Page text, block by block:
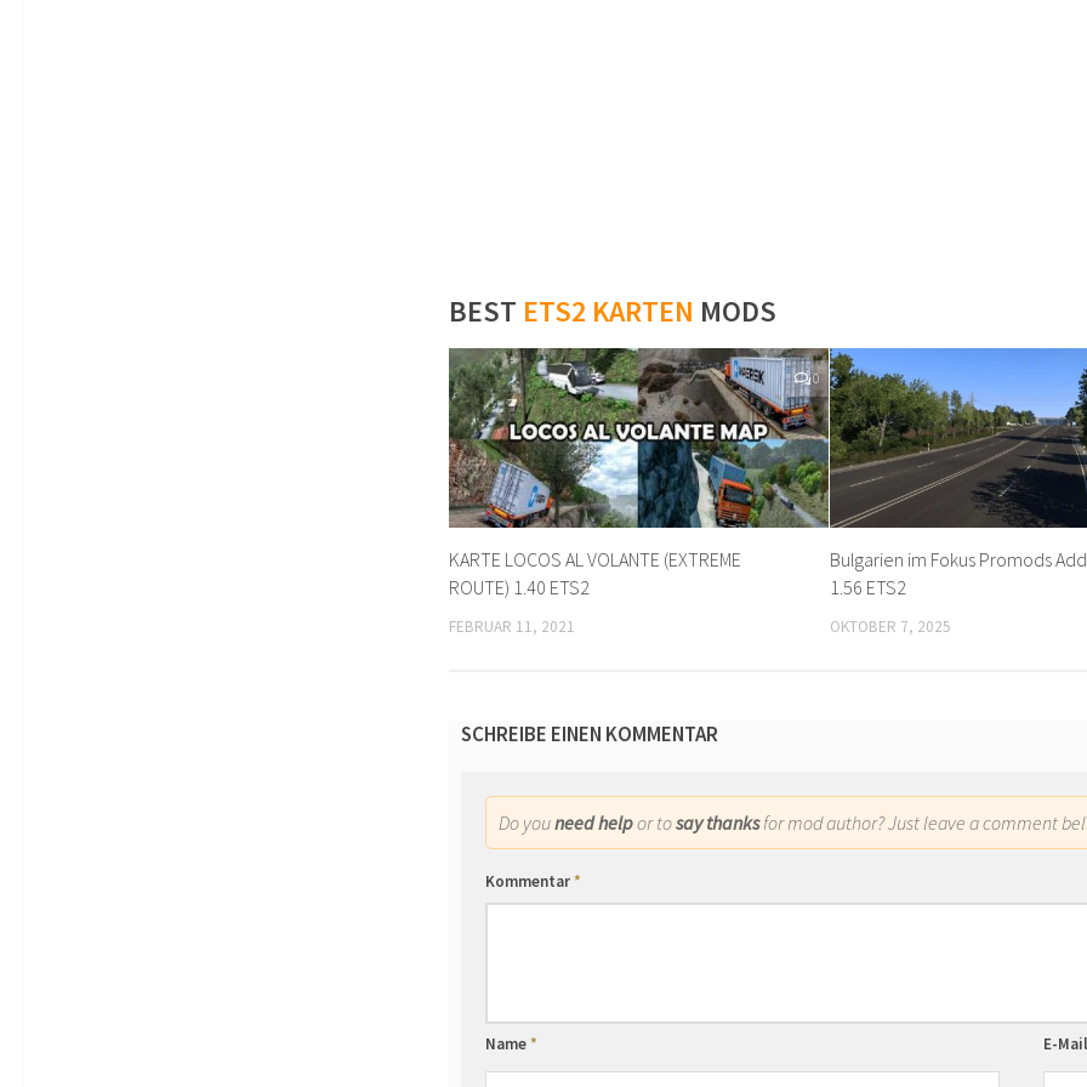
BEST ETS2 KARTEN MODS
0
KARTE LOCOS AL VOLANTE (EXTREME
ROUTE) 1.40 ETS2
FEBRUAR 11, 2021
Bulgarien im Fokus Promods
1.56 ETS2
OKTOBER 7, 2025
SCHREIBE EINEN KOMMENTAR
Do youneed helpor tosay thanksfor mod author? Just leave a comment
Kommentar*
Name* E-